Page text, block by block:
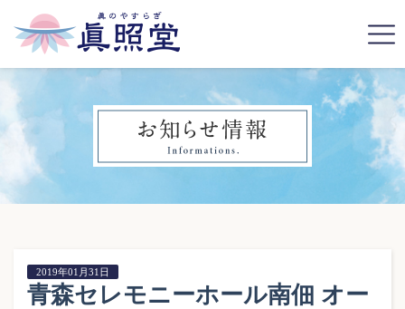
2019年01月31日
青森セレモニーホール南佃 オー